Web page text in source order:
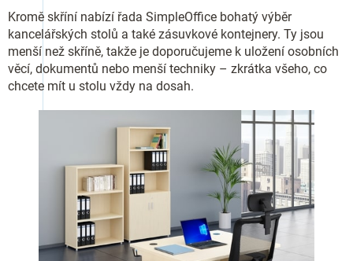
Kromě skříní nabízí řada SimpleOffice bohatý výběr
kancelářských stolů a také zásuvkové kontejnery. Ty jsou
menší než skříně, takže je doporučujeme k uložení osobních
věcí, dokumentů nebo menší techniky – zkrátka všeho, co
chcete mít u stolu vždy na dosah.